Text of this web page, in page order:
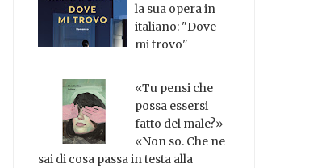
la sua opera in
italiano: "Dove
mi trovo"
«Tu pensi che
possa essersi
fatto del male?»
«Non so. Che ne
sai di cosa passa in testa alla